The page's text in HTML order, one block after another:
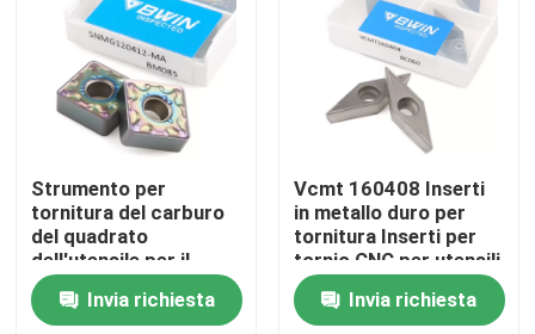
Prodotti
Video
Strumento per
tornitura del carburo
del quadrato
dell'utensile per il
taglio dell'inserzione
del carburo del tornio
Invia richiesta
Vcmt 160408 Inserti
in metallo duro per
tornitura Inserti per
tornio CNC per utensili
in acciaio inossidabile
Invia richiesta